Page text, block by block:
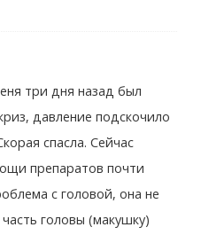
три дня назад был
давление подскочило
спасла. Сейчас
препаратов почти
с головой, она не
головы (макушку)